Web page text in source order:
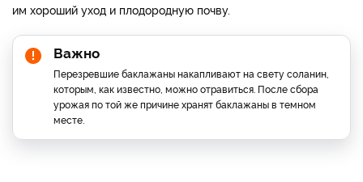
им хороший уход и плодородную почву.
Важно
Перезревшие баклажаны накапливают на свету соланин,
которым, как известно, можно отравиться. После сбора
урожая по той же причине хранят баклажаны в темном
месте.